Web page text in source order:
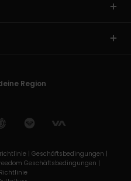
Region
| Geschäftsbedingungen |
Geschäftsbedingungen |